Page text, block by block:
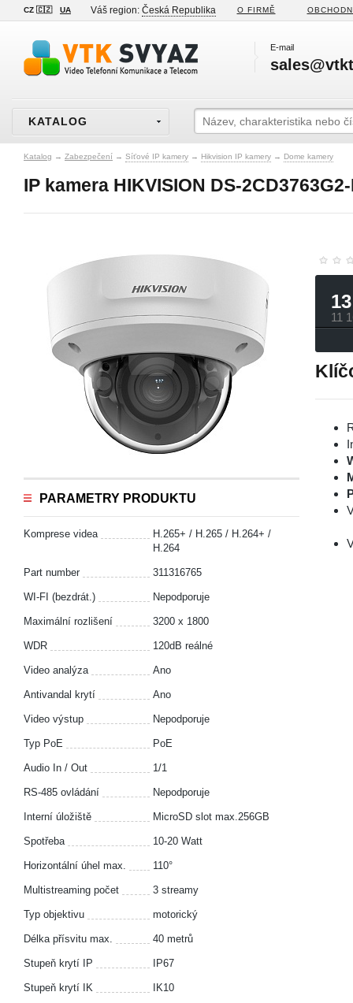
CZ 🇨🇿 UA Váš region: Česká Republika O FIRMĚ
E-mail
KATALOG
Katalog → Zabezpečení → Síťové IP kamery → Hikvision IP kamery → Dome kamery
IP kamera HIKVISION DS-
PARAMETRY PRODUKTU
Komprese videa
H.265+ / H.265 / H.264+ /
H.264
Part number 311316765
WI-FI (bezdrát.) Nepodporuje
Maximální rozlišení 3200 x 1800
WDR 120dB reálné
Video analýza Ano
Antivandal krytí Ano
Video výstup Nepodporuje
Typ PoE PoE
Audio In / Out 1/1
RS-485 ovládání Nepodporuje
Interní úložiště MicroSD slot max.256GB
Spotřeba 10-20 Watt
Horizontální úhel max. 110°
Multistreaming počet 3 streamy
Typ objektivu motorický
Délka přísvitu max. 40 metrů
Stupeň krytí IP IP67
Stupeň krytí IK IK10
11